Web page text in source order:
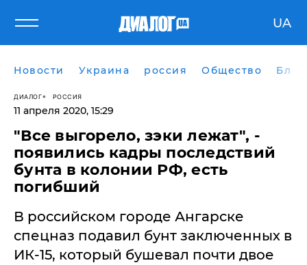
UA
Новости Украина россия Общество
ДИАЛОГ РОССИЯ
11 апреля 2020, 15:29
​"Все выгорело, зэки лежат", -
появились кадры последствий
бунта в колонии РФ, есть
погибший
В российском городе Ангарске
спецназ подавил бунт заключенных в
ИК-15, который бушевал почти двое